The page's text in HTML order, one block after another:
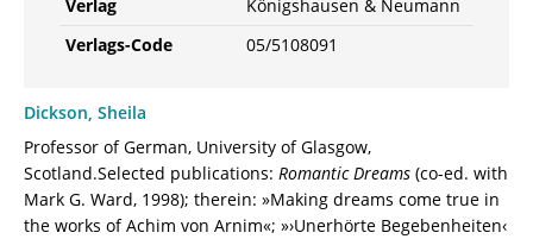
Verlag
Königshausen & Neumann
Verlags-Code
05/5108091
Dickson, Sheila
Professor of German, University of Glasgow,
Scotland.Selected publications: Romantic Dreams (co-ed. with
Mark G. Ward, 1998); therein: »Making dreams come true in
the works of Achim von Arnim«; »›Unerhörte Begebenheiten‹